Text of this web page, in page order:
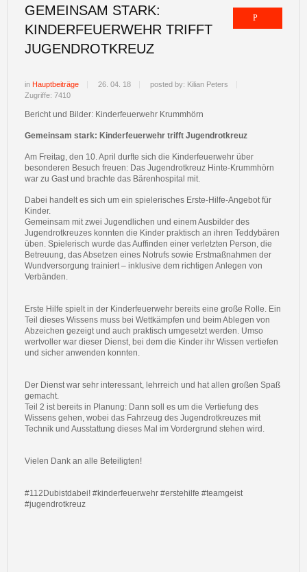
GEMEINSAM STARK:
KINDERFEUERWEHR TRIFFT
JUGENDROTKREUZ
in Hauptbeiträge 26. 04. 18
posted by: Kilian Peters
Zugriffe: 7410
Bericht und Bilder: Kinderfeuerwehr Krummhörn
Gemeinsam stark: Kinderfeuerwehr trifft Jugendrotkreuz
Am Freitag, den 10. April durfte sich die Kinderfeuerwehr über
besonderen Besuch freuen: Das Jugendrotkreuz Hinte-Krummhörn
war zu Gast und brachte das Bärenhospital mit.
Dabei handelt es sich um ein spielerisches Erste-Hilfe-Angebot für
Kinder.
Gemeinsam mit zwei Jugendlichen und einem Ausbilder des
Jugendrotkreuzes konnten die Kinder praktisch an ihren Teddybären
üben. Spielerisch wurde das Auffinden einer verletzten Person, die
Betreuung, das Absetzen eines Notrufs sowie Erstmaßnahmen der
Wundversorgung trainiert – inklusive dem richtigen Anlegen von
Verbänden.
Erste Hilfe spielt in der Kinderfeuerwehr bereits eine große Rolle. Ein
Teil dieses Wissens muss bei Wettkämpfen und beim Ablegen von
Abzeichen gezeigt und auch praktisch umgesetzt werden. Umso
wertvoller war dieser Dienst, bei dem die Kinder ihr Wissen vertiefen
und sicher anwenden konnten.
Der Dienst war sehr interessant, lehrreich und hat allen großen Spaß
gemacht.
Teil 2 ist bereits in Planung: Dann soll es um die Vertiefung des
Wissens gehen, wobei das Fahrzeug des Jugendrotkreuzes mit
Technik und Ausstattung dieses Mal im Vordergrund stehen wird.
Vielen Dank an alle Beteiligten!
#112Dubistdabei! #kinderfeuerwehr #erstehilfe #teamgeist
#jugendrotkreuz